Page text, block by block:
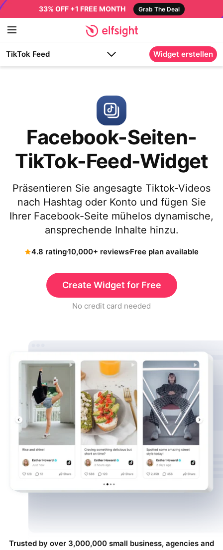
33% OFF +1 FREE MONTH Grab The Deal
TikTok Feed Widget erstellen
Facebook-Seiten-
TikTok-Feed-Widget
Präsentieren Sie angesagte Tiktok-Videos
nach Hashtag oder Konto und fügen Sie
Ihrer Facebook-Seite mühelos dynamische,
ansprechende Inhalte hinzu.
4.8 rating10,000+ reviewsFree plan available
Create Widget for Free
No credit card needed
Trusted by over 3,000,000 small business, agencies and